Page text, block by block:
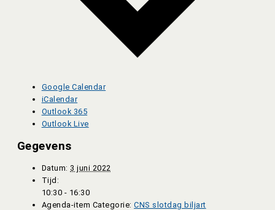
Google Calendar
iCalendar
Outlook 365
Outlook Live
Gegevens
Datum: 3 juni 2022
Tijd:
10:30 - 16:30
Agenda-item Categorie: CNS slotdag biljart